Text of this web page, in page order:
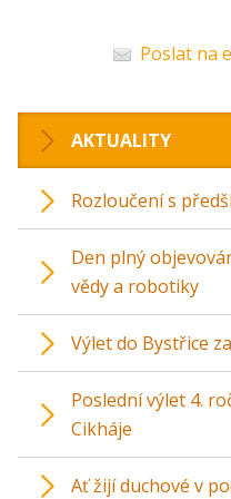
Poslat na
AKTUALITY
Rozloučení s
Den plný
vědy a robotiky
Výlet do Bystřice
Poslední výlet 4.
Cikháje
Ať žijí duchové v